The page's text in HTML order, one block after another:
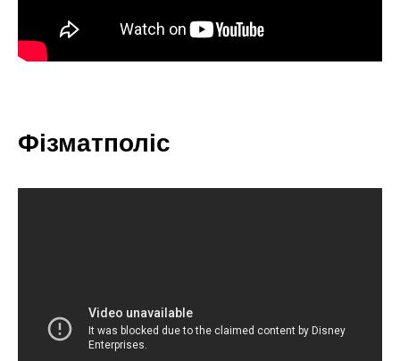
Фізматполіс